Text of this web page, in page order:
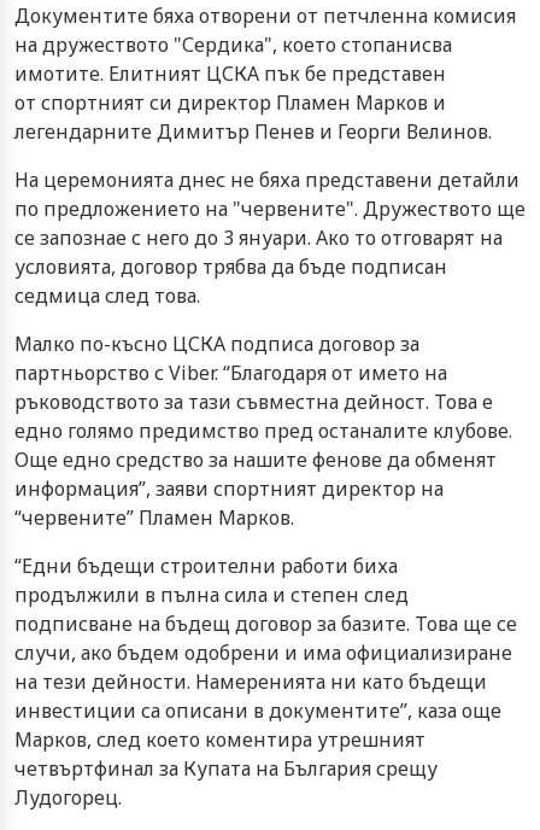
Документите бяха отворени от петчленна комисия
на дружеството "Сердика", което стопанисва
имотите. Елитният ЦСКА пък бе представен
от спортният си директор Пламен Марков и
легендарните Димитър Пенев и Георги Велинов.
На церемонията днес не бяха представени детайли
по предложението на "червените". Дружеството ще
се запознае с него до 3 януари. Ако то отговарят на
условията, договор трябва да бъде подписан
седмица след това.
Малко по-късно ЦСКА подписа договор за
партньорство с Viber. “Благодаря от името на
ръководството за тази съвместна дейност. Това е
едно голямо предимство пред останалите клубове.
Още едно средство за нашите фенове да обменят
информация”, заяви спортният директор на
“червените” Пламен Марков.
“Едни бъдещи строителни работи биха
продължили в пълна сила и степен след
подписване на бъдещ договор за базите. Това ще се
случи, ако бъдем одобрени и има официализиране
на тези дейности. Намеренията ни като бъдещи
инвестиции са описани в документите”, каза още
Марков, след което коментира утрешният
четвъртфинал за Купата на България срещу
Лудогорец.